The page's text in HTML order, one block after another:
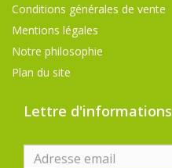
Conditions générales de vente
Mentions légales
Notre philosophie
Plan du site
Lettre d'informations